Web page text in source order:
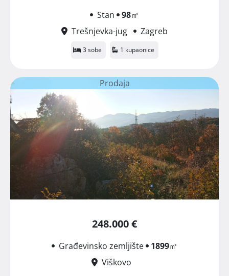
Stan 98㎡
Trešnjevka-jug
Zagreb
3 sobe 1 kupaonice
Prodaja
248.000 €
Građevinsko zemljište 1899㎡
Viškovo